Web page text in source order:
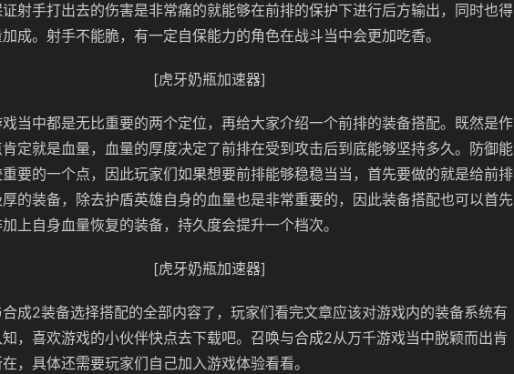
射手打出去的伤害是非常痛的就能够在前排的保护下进行后方输出，同时也得
成。射手不能脆，有一定自保能力的角色在战斗当中会更加吃香。
[虎牙奶瓶加速器]
当中都是无比重要的两个定位，再给大家介绍一个前排的装备搭配。既然是作
定就是血量，血量的厚度决定了前排在受到攻击后到底能够坚持多久。防御能
要的一个点，因此玩家们如果想要前排能够稳稳当当，首先要做的就是给前排
的装备，除去护盾英雄自身的血量也是非常重要的，因此装备搭配也可以首先
上自身血量恢复的装备，持久度会提升一个档次。
[虎牙奶瓶加速器]
成2装备选择搭配的全部内容了，玩家们看完文章应该对游戏内的装备系统有
，喜欢游戏的小伙伴快点去下载吧。召唤与合成2从万千游戏当中脱颖而出肯
，具体还需要玩家们自己加入游戏体验看看。